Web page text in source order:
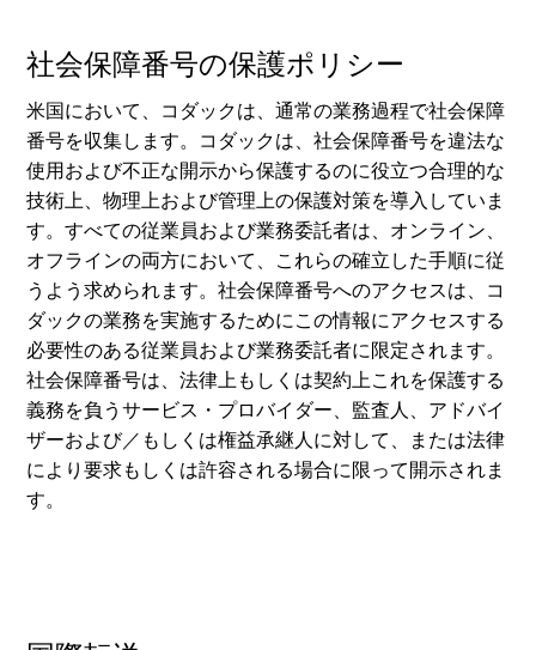
社会保障番号の保護ポリシー
米国において、コダックは、通常の業務過程で社会保障
番号を収集します。コダックは、社会保障番号を違法な
使用および不正な開示から保護するのに役立つ合理的な
技術上、物理上および管理上の保護対策を導入していま
す。すべての従業員および業務委託者は、オンライン、
オフラインの両方において、これらの確立した手順に従
うよう求められます。社会保障番号へのアクセスは、コ
ダックの業務を実施するためにこの情報にアクセスする
必要性のある従業員および業務委託者に限定されます。
社会保障番号は、法律上もしくは契約上これを保護する
義務を負うサービス・プロバイダー、監査人、アドバイ
ザーおよび／もしくは権益承継人に対して、または法律
により要求もしくは許容される場合に限って開示されま
す。